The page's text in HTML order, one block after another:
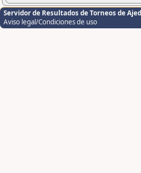
Servidor de Resultados de Torneos de
Aviso legal/Condiciones de uso